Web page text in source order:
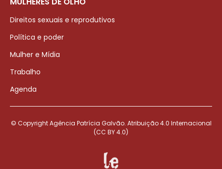
Direitos sexuais e reprodutivos
Política e poder
Mulher e Mídia
Trabalho
Agenda
© Copyright Agência Patrícia Galvão. Atribuição 4.0 Internacional
(CC BY 4.0)